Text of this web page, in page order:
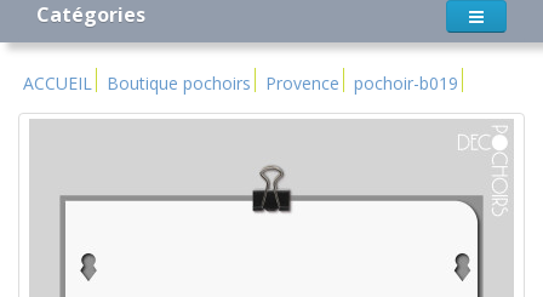
Catégories
ACCUEIL Boutique pochoirs Provence pochoir-b019